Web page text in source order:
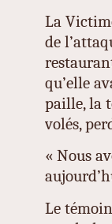
La
de
qu’elle
paille, la
volés,
« Nous
Le